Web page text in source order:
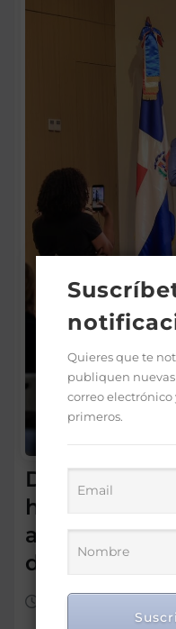
Director
hospitales
autonomía
dos años
Ago 7, 2026
Quieres que te
publiquen
correo electrónico
primeros.